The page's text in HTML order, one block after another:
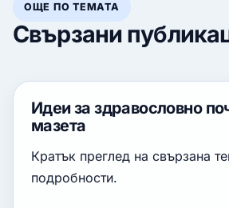
ОЩЕ ПО ТЕМАТА
Свързани
Идеи за здравословно
мазета
Кратък преглед на свързана
подробности.